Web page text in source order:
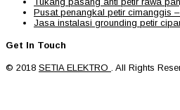
Pusat penangkal petir cimanggis
Jasa instalasi grounding petir
Get In Touch
© 2018 SETIA ELEKTRO . All Rights